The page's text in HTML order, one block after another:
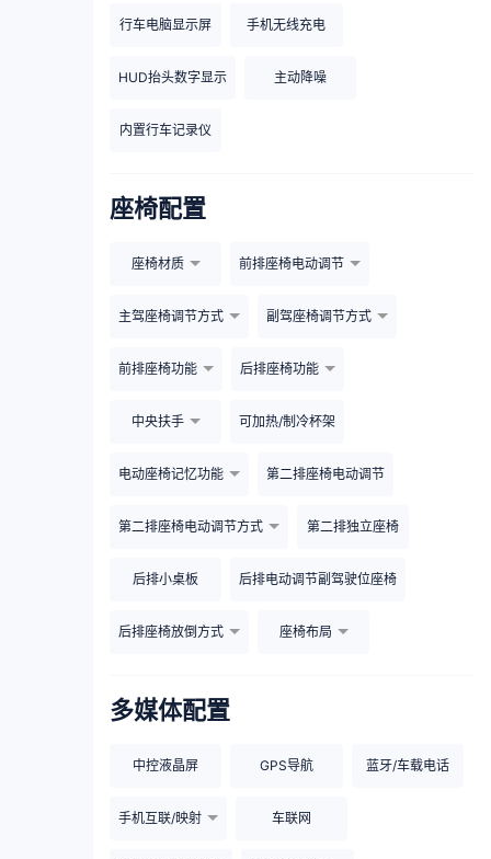
行车电脑显示屏 手机无线充电
HUD抬头数字显示 主动降噪
内置行车记录仪
座椅配置
座椅材质 前排座椅电动调节
主驾座椅调节方式 副驾座椅调节方式
前排座椅功能 后排座椅功能
中央扶手 可加热/制冷杯架
电动座椅记忆功能 第二排座椅电动调节
第二排座椅电动调节方式 第二排独立座椅
后排小桌板 后排电动调节副驾驶位座椅
后排座椅放倒方式 座椅布局
多媒体配置
中控液晶屏 GPS导航 蓝牙/车载电话
手机互联/映射 车联网